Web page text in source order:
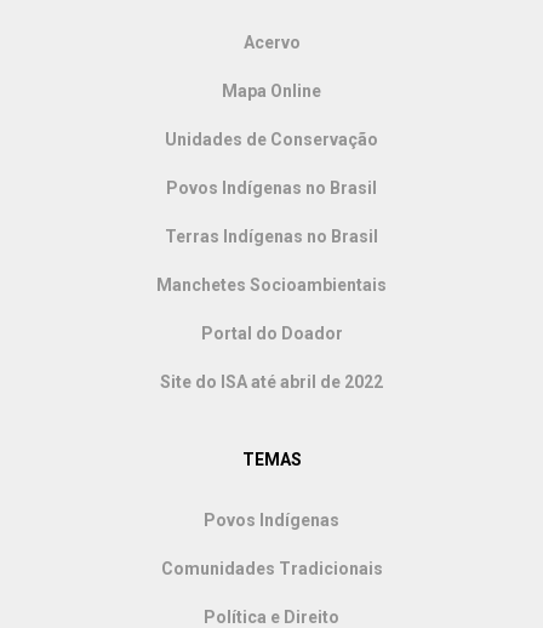
Acervo
Mapa Online
Unidades de Conservação
Povos Indígenas no Brasil
Terras Indígenas no Brasil
Manchetes Socioambientais
Portal do Doador
Site do ISA até abril de 2022
TEMAS
Povos Indígenas
Comunidades Tradicionais
Política e Direito